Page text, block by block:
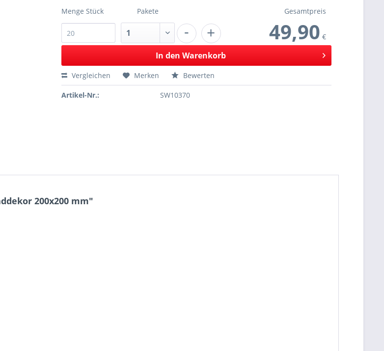
Menge Stück Pakete
+
-
Gesamtpreis
49,90 €
In den Warenkorb
Vergleichen Merken Bewerten
Artikel-Nr.: SW10370
200x200 mm"